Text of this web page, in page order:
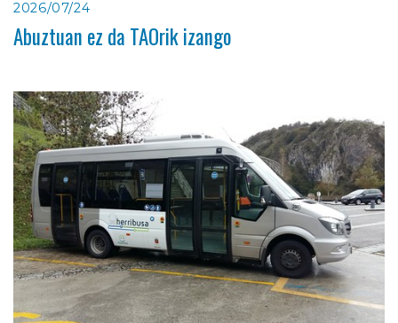
2026/07/24
Abuztuan ez da TAOrik izango